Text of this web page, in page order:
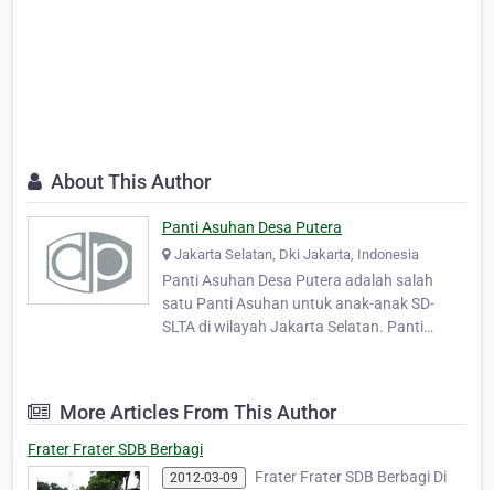
About This Author
Panti Asuhan Desa Putera
Jakarta Selatan, Dki Jakarta, Indonesia
Panti Asuhan Desa Putera adalah salah
satu Panti Asuhan untuk anak-anak SD-
SLTA di wilayah Jakarta Selatan. Panti
dan dikelola oleh Bruder Bruder Budi Mulia.
Berdiri sejak tahun 1947 dileng…
More Articles From This Author
Frater Frater SDB Berbagi
2012-03-09
Frater Frater SDB Berbagi Di